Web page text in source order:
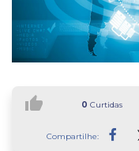
thumb_up 0 Curtidas
Compartilhe: